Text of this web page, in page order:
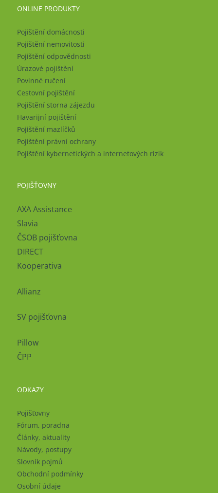
ONLINE PRODUKTY
Pojištění domácnosti
Pojištění nemovitosti
Pojištění odpovědnosti
Úrazové pojištění
Povinné ručení
Cestovní pojištění
Pojištění storna zájezdu
Havarijní pojištění
Pojištění mazlíčků
Pojištění právní ochrany
Pojištění kybernetických a internetových rizik
POJIŠŤOVNY
AXA Assistance
Slavia
ČSOB pojišťovna
DIRECT
Kooperativa
Allianz
SV pojišťovna
Pillow
ČPP
ODKAZY
Pojišťovny
Fórum, poradna
Články, aktuality
Návody, postupy
Slovník pojmů
Obchodní podmínky
Osobní údaje